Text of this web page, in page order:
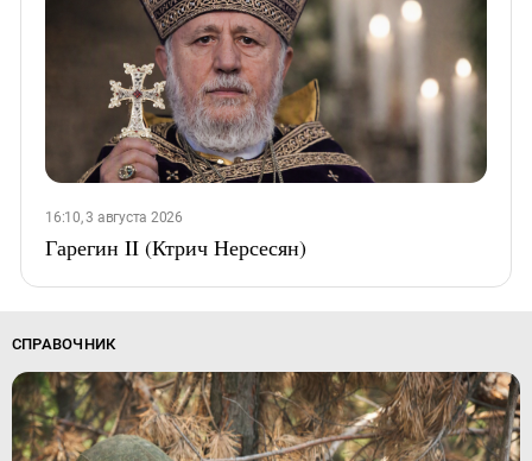
16:10, 3 августа 2026
Гарегин II (Ктрич Нерсесян)
СПРАВОЧНИК